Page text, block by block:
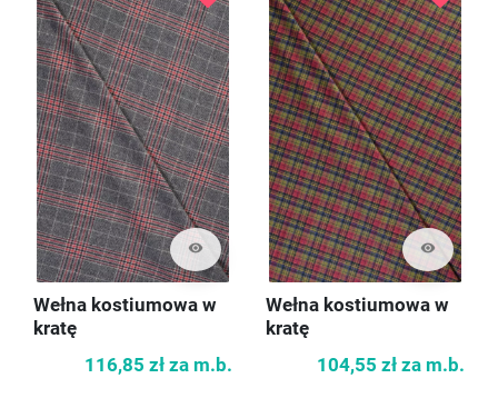
visibility
Wełna kostiumowa w
kratę
116,85 zł za m.b.
visibility
Wełna kostiumowa w
kratę
104,55 zł za m.b.